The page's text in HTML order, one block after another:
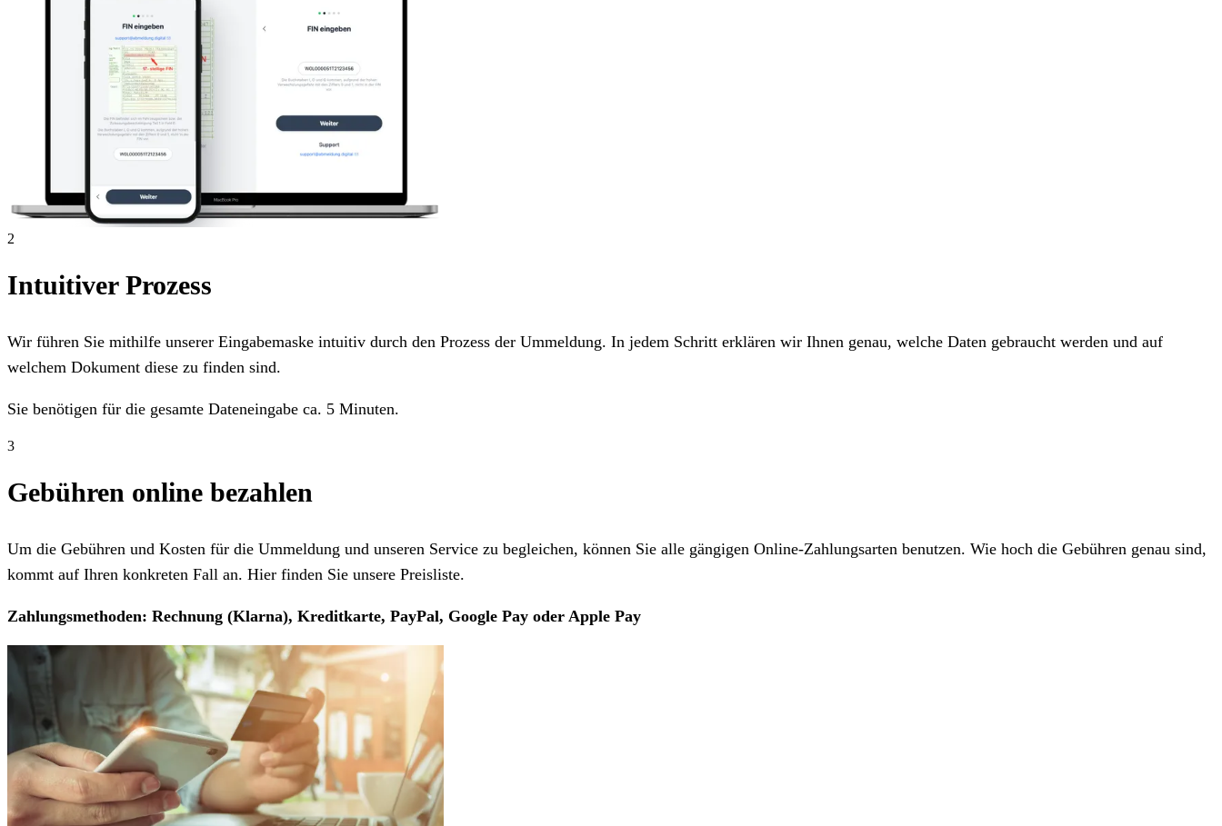
2
Intuitiver Prozess
Wir führen Sie mithilfe unserer Eingabemaske intuitiv durch den Prozess der Ummeldung. In jedem Schritt erklären wir Ihnen genau, welche Daten gebraucht werden und auf
welchem Dokument diese zu finden sind.
Sie benötigen für die gesamte Dateneingabe ca. 5 Minuten.
3
Gebühren online bezahlen
Um die Gebühren und Kosten für die Ummeldung und unseren Service zu begleichen, können Sie alle gängigen Online-Zahlungsarten benutzen. Wie hoch die Gebühren genau sind,
kommt auf Ihren konkreten Fall an. Hier finden Sie unsere Preisliste.
Zahlungsmethoden: Rechnung (Klarna), Kreditkarte, PayPal, Google Pay oder Apple Pay